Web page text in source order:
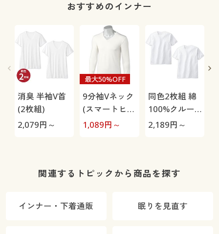
おすすめのインナー
消臭 半袖V首
(2枚組)
2,079円～
9分袖Vネック
(スマートヒー
ト®)
最大50%OFF
1,089円～
同色2枚組 綿
100%クルー
ネックTシャ
2,189円～
関連するトピックから商品を探す
インナー・下着通販 眠りを見直す